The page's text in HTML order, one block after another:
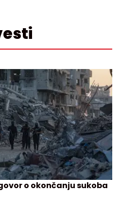
o okončanju sukoba